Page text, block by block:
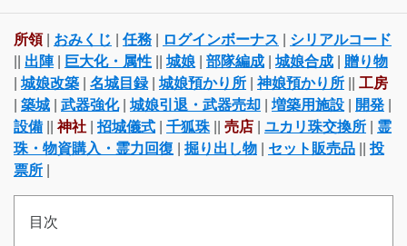
所領| おみくじ | 任務 | ログインボーナス | シリアルコード
|| 出陣| 巨大化・属性 || 城娘 | 部隊編成 | 城娘合成 | 贈り物
| 城娘改築 | 名城目録| 城娘預かり所 |神娘預かり所 || 工房
| 築城 | 武器強化| 城娘引退・武器売却 | 増築用施設 | 開発 |
設備 ||神社 | 招城儀式 | 千狐珠|| 売店 | ユカリ珠交換所 | 霊
珠・物資購入・霊力回復 | 掘り出し物 | セット販売品 ||投
票所 |
目次